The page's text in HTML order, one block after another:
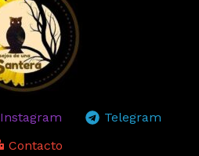
Instagram
Telegram
Contacto